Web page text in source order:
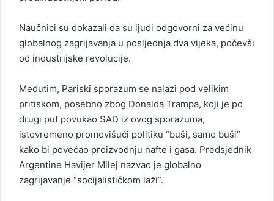
Naučnici su dokazali da su ljudi odgovorni za većinu
globalnog zagrijavanja u posljednja dva vijeka, počevši
od industrijske revolucije.
Međutim, Pariski sporazum se nalazi pod velikim
pritiskom, posebno zbog Donalda Trampa, koji je po
drugi put povukao SAD iz ovog sporazuma,
istovremeno promovišući politiku “buši, samo buši”
kako bi povećao proizvodnju nafte i gasa. Predsjednik
Argentine Havijer Milej nazvao je globalno
zagrijavanje “socijalističkom laži”.